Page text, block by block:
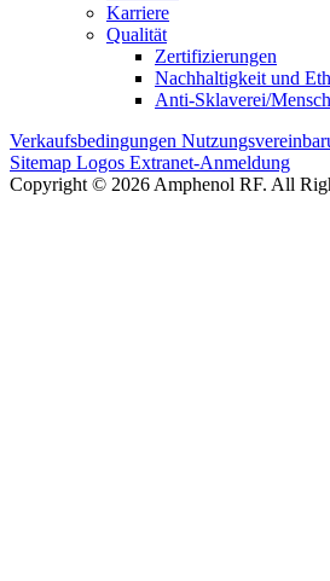
Karriere
Qualität
Zertifizierungen
Nachhaltigkeit und
Anti-Sklaverei/
Verkaufsbedingungen
Sitemap Logos Extranet-Anmeldung
Copyright © 2026 Amphenol RF. All